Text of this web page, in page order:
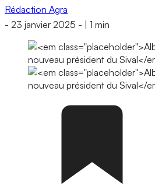
Rédaction Agra
- 23 janvier 2025 - 1 min